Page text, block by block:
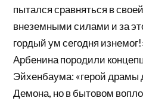
пытался сравняться в
внеземными силами и за
гордый ум сегодня
Арбенина породили
Эйхенбаума: «герой драмы
Демона, но в бытовом